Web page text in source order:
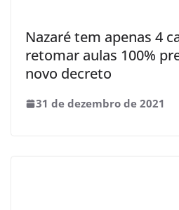
Nazaré tem apenas 4
retomar aulas 100%
novo decreto
31 de dezembro de 2021